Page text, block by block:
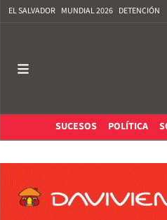
EL SALVADOR MUNDIAL 2026 DETENCIÓN
SUCESOS
POLÍTICA